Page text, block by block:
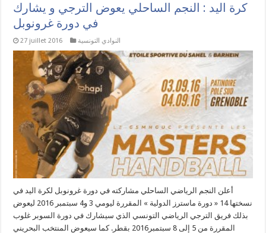
كرة اليد : النجم الساحلي يعوض الترجي و يشارك
في دورة غرونوبل
27 juillet 2016 النوادي التونسية
أعلن النجم الرياضي الساحلي مشاركته في دورة غرونوبل لكرة اليد في
نسختها 14 « دورة ماسترز الدولية » المقررة ليومي 3 و4 سبتمبر 2016 ليعوض
بذلك فريق الترجي الرياضي التونسي الذي سيشارك في دورة السوبر غلوب
المقررة من 5 إلى 8 سبتمبر2016 بقطر. كما سيعوض المنتخب البحريني